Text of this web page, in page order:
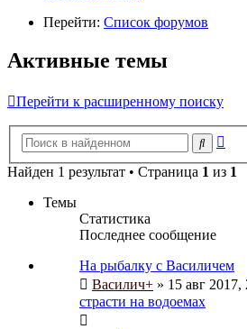
Перейти: Список форумов
Активные темы
Перейти к расширенному поиску
Поиск
Найден 1 результат • Страница 1 из 1
Темы
Статистика
Последнее сообщение
На рыбалку с Василичем
Василич+ » 15 авг
страсти на водоемах